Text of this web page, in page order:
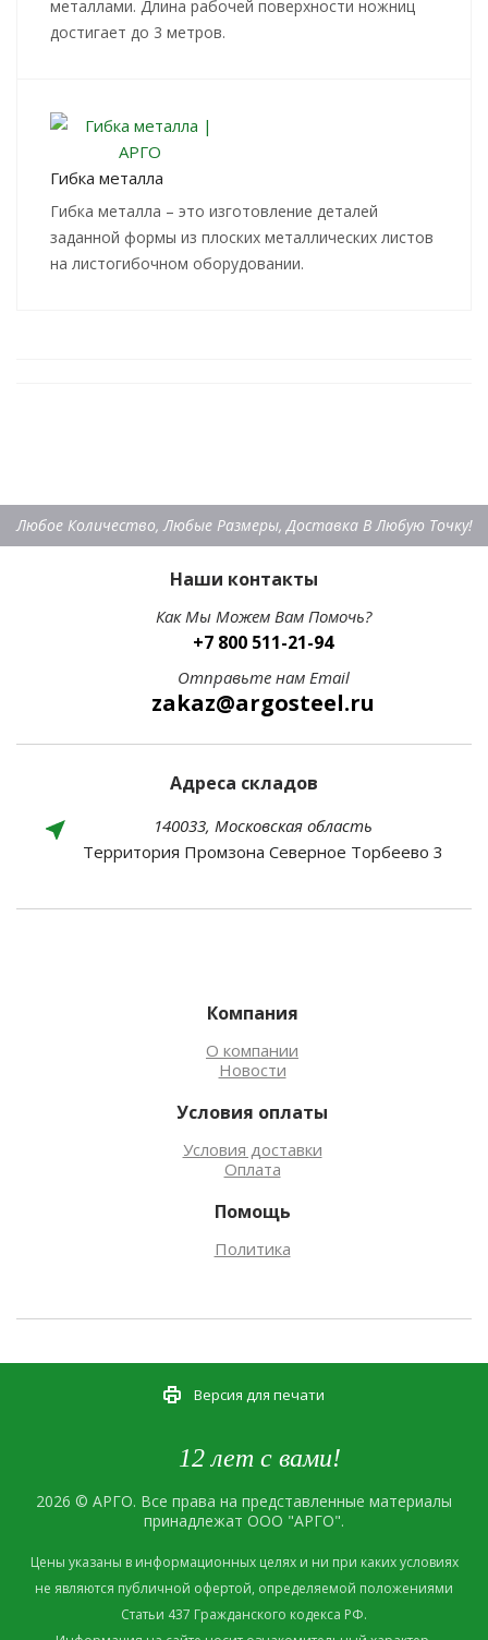
металлами. Длина рабочей поверхности ножниц
достигает до 3 метров.
Гибка металла
Гибка металла – это изготовление деталей
заданной формы из плоских металлических листов
на листогибочном оборудовании.
Любое Количество, Любые Размеры, Доставка В Любую Точку!
Наши контакты
Как Мы Можем Вам Помочь?
+7 800 511-21-94
Отправьте нам Email
zakaz@argosteel.ru
Компания
О компании
Новости
Условия оплаты
Условия доставки
Оплата
Помощь
Политика
Адреса складов
140033, Московская область
Территория Промзона Северное Торбеево 3
12 лет с вами!
Версия для печати
2026 © АРГО. Все права на представленные материалы
принадлежат ООО "АРГО".
Цены указаны в информационных целях и ни при каких условиях
не являются публичной офертой, определяемой положениями
Статьи 437 Гражданского кодекса РФ.